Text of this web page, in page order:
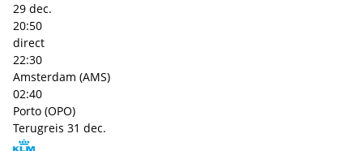
29 dec.
20:50
direct
22:30
Amsterdam (AMS)
02:40
Porto (OPO)
Terugreis 31 dec.